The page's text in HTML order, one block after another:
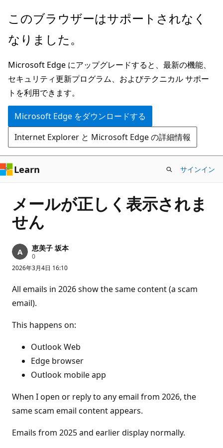
メ
ン
ン
テ
ン
ツ
に
ス
キ
ッ
プ
このブラウザーはサポートされなく
なりました。
Microsoft Edge にアップグレードすると、最新の機能、
セキュリティ更新プログラム、およびテクニカル サポー
トを利用できます。
Microsoft Edge をダウンロードする
Internet Explorer と Microsoft Edge の詳細情報
Learn サインイン
メールが正しく表示されま
せん
恵美子 坂本
0評
価
の
イ
ン
2026年3月4日 16:10
All emails in 2026 show the same content (a scam
email).
This happens on:
Outlook Web
Edge browser
Outlook mobile app
When I open or reply to any email from 2026, the
same scam email content appears.
Emails from 2025 and earlier display normally.